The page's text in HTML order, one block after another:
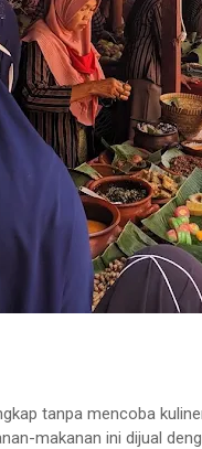
tanpa mencoba
makanan ini dijual